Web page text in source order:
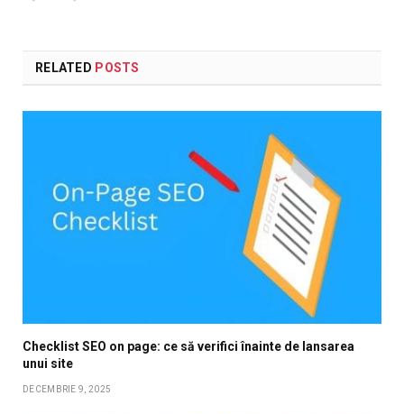
RELATED POSTS
Checklist SEO on page: ce să verifici înainte de lansarea
unui site
DECEMBRIE 9, 2025